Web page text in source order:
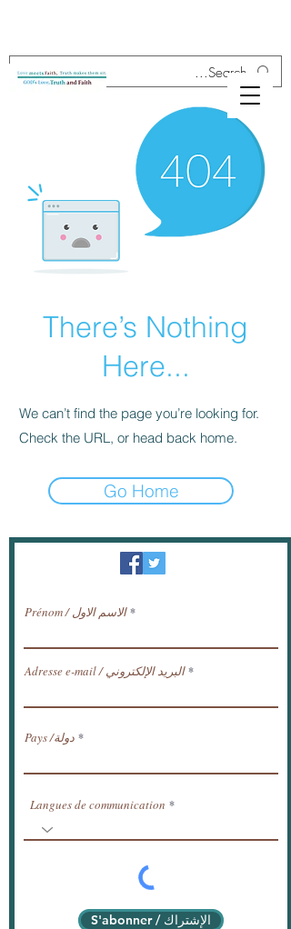
There’s Nothing
Here...
We can’t find the page you’re looking for.
Check the URL, or head back home.
Go Home
النشرة الإخبارية / تلقي الأخبار عبر البريد
Prénom / الاسم الاول
Adresse e-mail / البريد الإلكتروني
Pays /دولة
Langues de communication
S'abonner / الإشتراك